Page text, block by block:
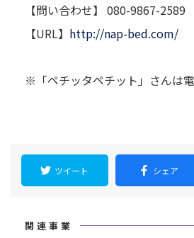
【問い合わせ】 080-9867-2589
【URL】 http://nap-bed.com/
※「ペチッタペチット」さんは電
ツイート シェア
関連事業